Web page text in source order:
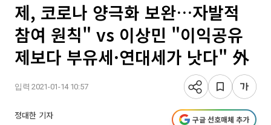
제, 코로나 양극화 보완…자발적
참여 원칙" vs 이상민 "이익공유
제보다 부유세·연대세가 낫다" 外
입력 2021-01-14 10:57
정대한 기자 구글 선호매체 추가